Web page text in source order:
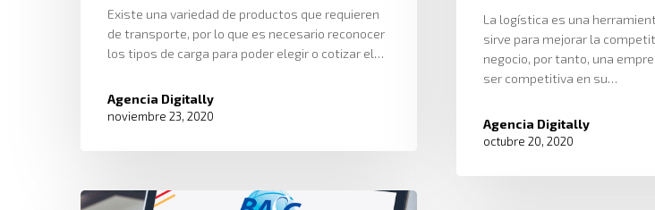
Existe una variedad de productos que requieren
de transporte, por lo que es necesario reconocer
los tipos de carga para poder elegir o cotizar el…
Agencia Digitally
noviembre 23, 2020
La logística es una
sirve para mejorar la
negocio, por tanto, una
ser competitiva en su…
Agencia Digitally
octubre 20, 2020